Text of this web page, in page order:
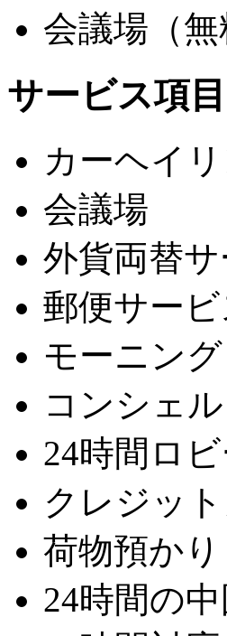
会議場（無
サービス項目
カーヘイ
会議場
外貨両替サ
郵便サービ
モーニン
コンシェ
24時間ロ
クレジッ
荷物預かり
24時間の